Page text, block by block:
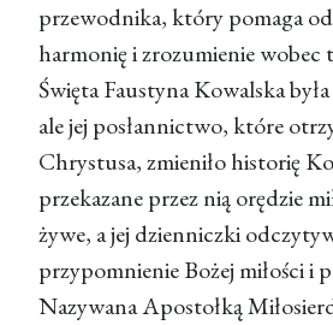
przewodnika, który pomaga
harmonię i zrozumienie wobec
Święta Faustyna Kowalska
ale jej posłannictwo, które
Chrystusa, zmieniło historię
przekazane przez nią orędzie
żywe, a jej dzienniczki
przypomnienie Bożej miłości i
Nazywana Apostołką